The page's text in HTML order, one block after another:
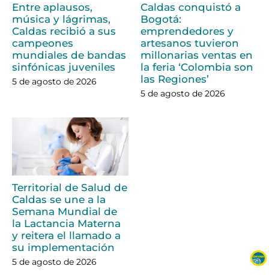
Entre aplausos,
música y lágrimas,
Caldas recibió a sus
campeones
mundiales de bandas
sinfónicas juveniles
5 de agosto de 2026
Caldas conquistó a
Bogotá:
emprendedores y
artesanos tuvieron
millonarias ventas en
la feria ‘Colombia son
las Regiones’
5 de agosto de 2026
Territorial de Salud de
Caldas se une a la
Semana Mundial de
la Lactancia Materna
y reitera el llamado a
su implementación
5 de agosto de 2026